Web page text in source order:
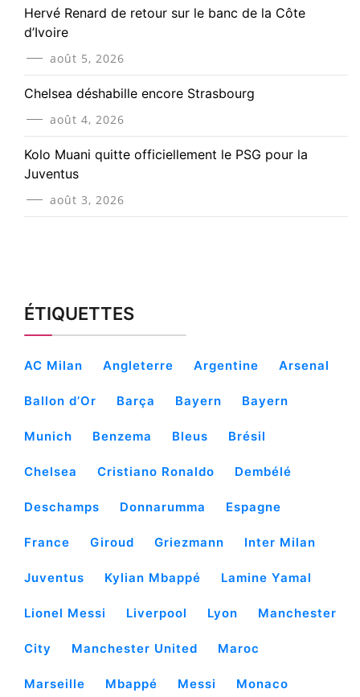
Hervé Renard de retour sur le banc de la Côte
d’Ivoire
août 5, 2026
Chelsea déshabille encore Strasbourg
août 4, 2026
Kolo Muani quitte officiellement le PSG pour la
Juventus
août 3, 2026
ÉTIQUETTES
AC Milan Angleterre Argentine Arsenal
Ballon d’Or Barça Bayern Bayern
Munich Benzema Bleus Brésil
Chelsea Cristiano Ronaldo Dembélé
Deschamps Donnarumma Espagne
France Giroud Griezmann Inter Milan
Juventus Kylian Mbappé Lamine Yamal
Lionel Messi Liverpool Lyon Manchester
City Manchester United Maroc
Marseille Mbappé Messi Monaco